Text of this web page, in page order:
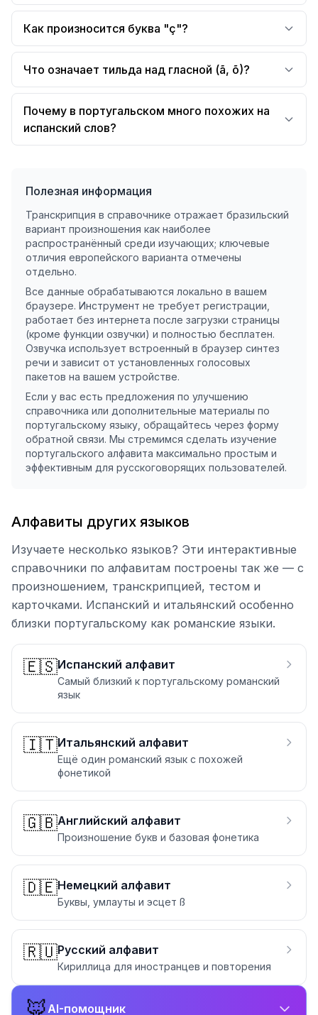
Как произносится буква "ç"?
Что означает тильда над гласной (ã, õ)?
Почему в португальском много похожих на
испанский слов?
Полезная информация
Транскрипция в справочнике отражает бразильский
вариант произношения как наиболее
распространённый среди изучающих; ключевые
отличия европейского варианта отмечены
отдельно.
Все данные обрабатываются локально в вашем
браузере. Инструмент не требует регистрации,
работает без интернета после загрузки страницы
(кроме функции озвучки) и полностью бесплатен.
Озвучка использует встроенный в браузер синтез
речи и зависит от установленных голосовых
пакетов на вашем устройстве.
Если у вас есть предложения по улучшению
справочника или дополнительные материалы по
португальскому языку, обращайтесь через форму
обратной связи. Мы стремимся сделать изучение
португальского алфавита максимально простым и
эффективным для русскоговорящих пользователей.
Алфавиты других языков
Изучаете несколько языков? Эти интерактивные
справочники по алфавитам построены так же — с
произношением, транскрипцией, тестом и
карточками. Испанский и итальянский особенно
близки португальскому как романские языки.
🇪🇸Испанский алфавит
Самый близкий к португальскому романский
язык
🇮🇹Итальянский алфавит
Ещё один романский язык с похожей
фонетикой
🇬🇧Английский алфавит
Произношение букв и базовая фонетика
🇩🇪Немецкий алфавит
Буквы, умлауты и эсцет ß
🇷🇺Русский алфавит
Кириллица для иностранцев и повторения
🦊AI-помощник